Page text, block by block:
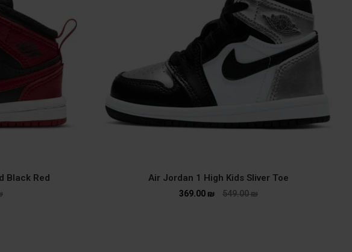
Air Jordan 1 High Kids Sliver Toe
549.00₪
369.00 ₪
Black Red